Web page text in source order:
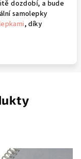
dozdobí, a bude
samolepky
, díky